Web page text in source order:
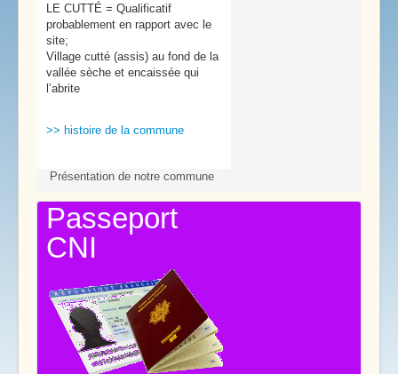
LE CUTTÉ = Qualificatif
probablement en rapport avec le
site;
Village cutté (assis) au fond de la
vallée sèche et encaissée qui
l’abrite
>> histoire de la commune
Présentation de notre commune
Passeport
CNI